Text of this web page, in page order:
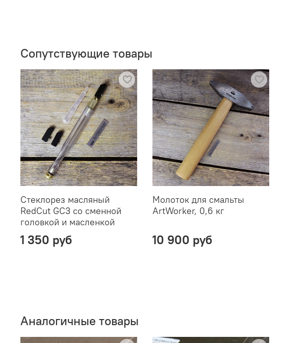
Сопутствующие товары
Стеклорез масляный
RedCut GC3 со сменной
головкой и масленкой
1 350 руб
Молоток для смальты
ArtWorker, 0,6 кг
10 900 руб
Аналогичные товары